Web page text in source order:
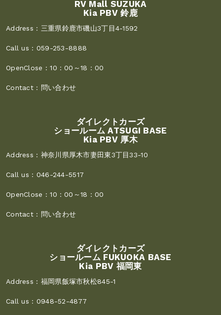
RV Mall SUZUKA
Kia PBV 鈴鹿
Address : 三重県鈴鹿市磯山3丁目4-1592
Call us : 059-253-8888
OpenClose :10：00～18：00
Contact : 問い合わせ
ダイレクトカーズ
ショールーム ATSUGI BASE
Kia PBV 厚木
Address : 神奈川県厚木市妻田東3丁目33-10
Call us : 046-244-5517
OpenClose :10：00～18：00
Contact : 問い合わせ
ダイレクトカーズ
ショールーム FUKUOKA BASE
Kia PBV 福岡東
Address : 福岡県飯塚市秋松845-1
Call us : 0948-52-4877